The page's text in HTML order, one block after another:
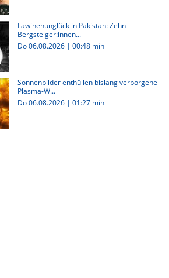
Lawinenunglück in Pakistan: Zehn
Bergsteiger:innen...
Do 06.08.2026 | 00:48 min
Sonnenbilder enthüllen bislang verborgene
Plasma-W...
Do 06.08.2026 | 01:27 min